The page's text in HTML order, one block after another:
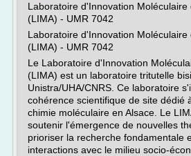
Laboratoire d'Innovation Moléculaire
(LIMA) - UMR 7042
Laboratoire d'Innovation Moléculaire
(LIMA) - UMR 7042
Le Laboratoire d'Innovation
(LIMA) est un laboratoire tritutelle
Unistra/UHA/CNRS. Ce laboratoire
cohérence scientifique de site dédié
chimie moléculaire en Alsace. Le
soutenir l'émergence de nouvelles
prioriser la recherche fondamentale
interactions avec le milieu socio-